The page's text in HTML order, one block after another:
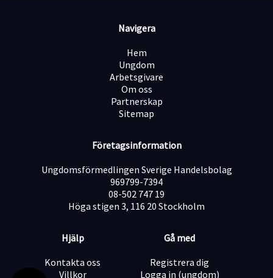
lätt för kunden att ta till sig.
Ingen "krängig" säljkultur: Vi tror inte på att pressa
eller tjata på folk. Säger kunden nej, så respekterar vi
det och går vidare i god ton. Vi vill bara boka möten
med personer som faktiskt har ett behov.
Frihet under ansvar: Du har stor flexibilitet i din vardag
och styr dina egna arbetstider, så länge du levererar
Tydlig karriärtrappa: Vi letar efter framtida säljchefer
dörrarna snabbt för större roller inom bolaget.
Ersättning – Du styr din egen lön
Vi tror på att belöna goda prestationer. Tjänsten är 100
% prestationsbaserad (provision + bonussystem) helt
fakturera via eget bolag.
Lön vid budget (4 bokade möten/dag): ca 31 000 kr /
månad.
Lön för toppresterare (6+ bokade möten/dag): 46 000+
Navigera
Hem
Ungdom
Arbetsgivare
Om oss
Partnerskap
Sitemap
Företagsinformation
Ungdomsförmedlingen Sverige Handelsbolag
969799-7394
08-502 747 19
Höga stigen 3, 116 20 Stockholm
Hjälp
Kontakta oss
Villkor
Gå med
Registrera dig
Logga in (ungdom)